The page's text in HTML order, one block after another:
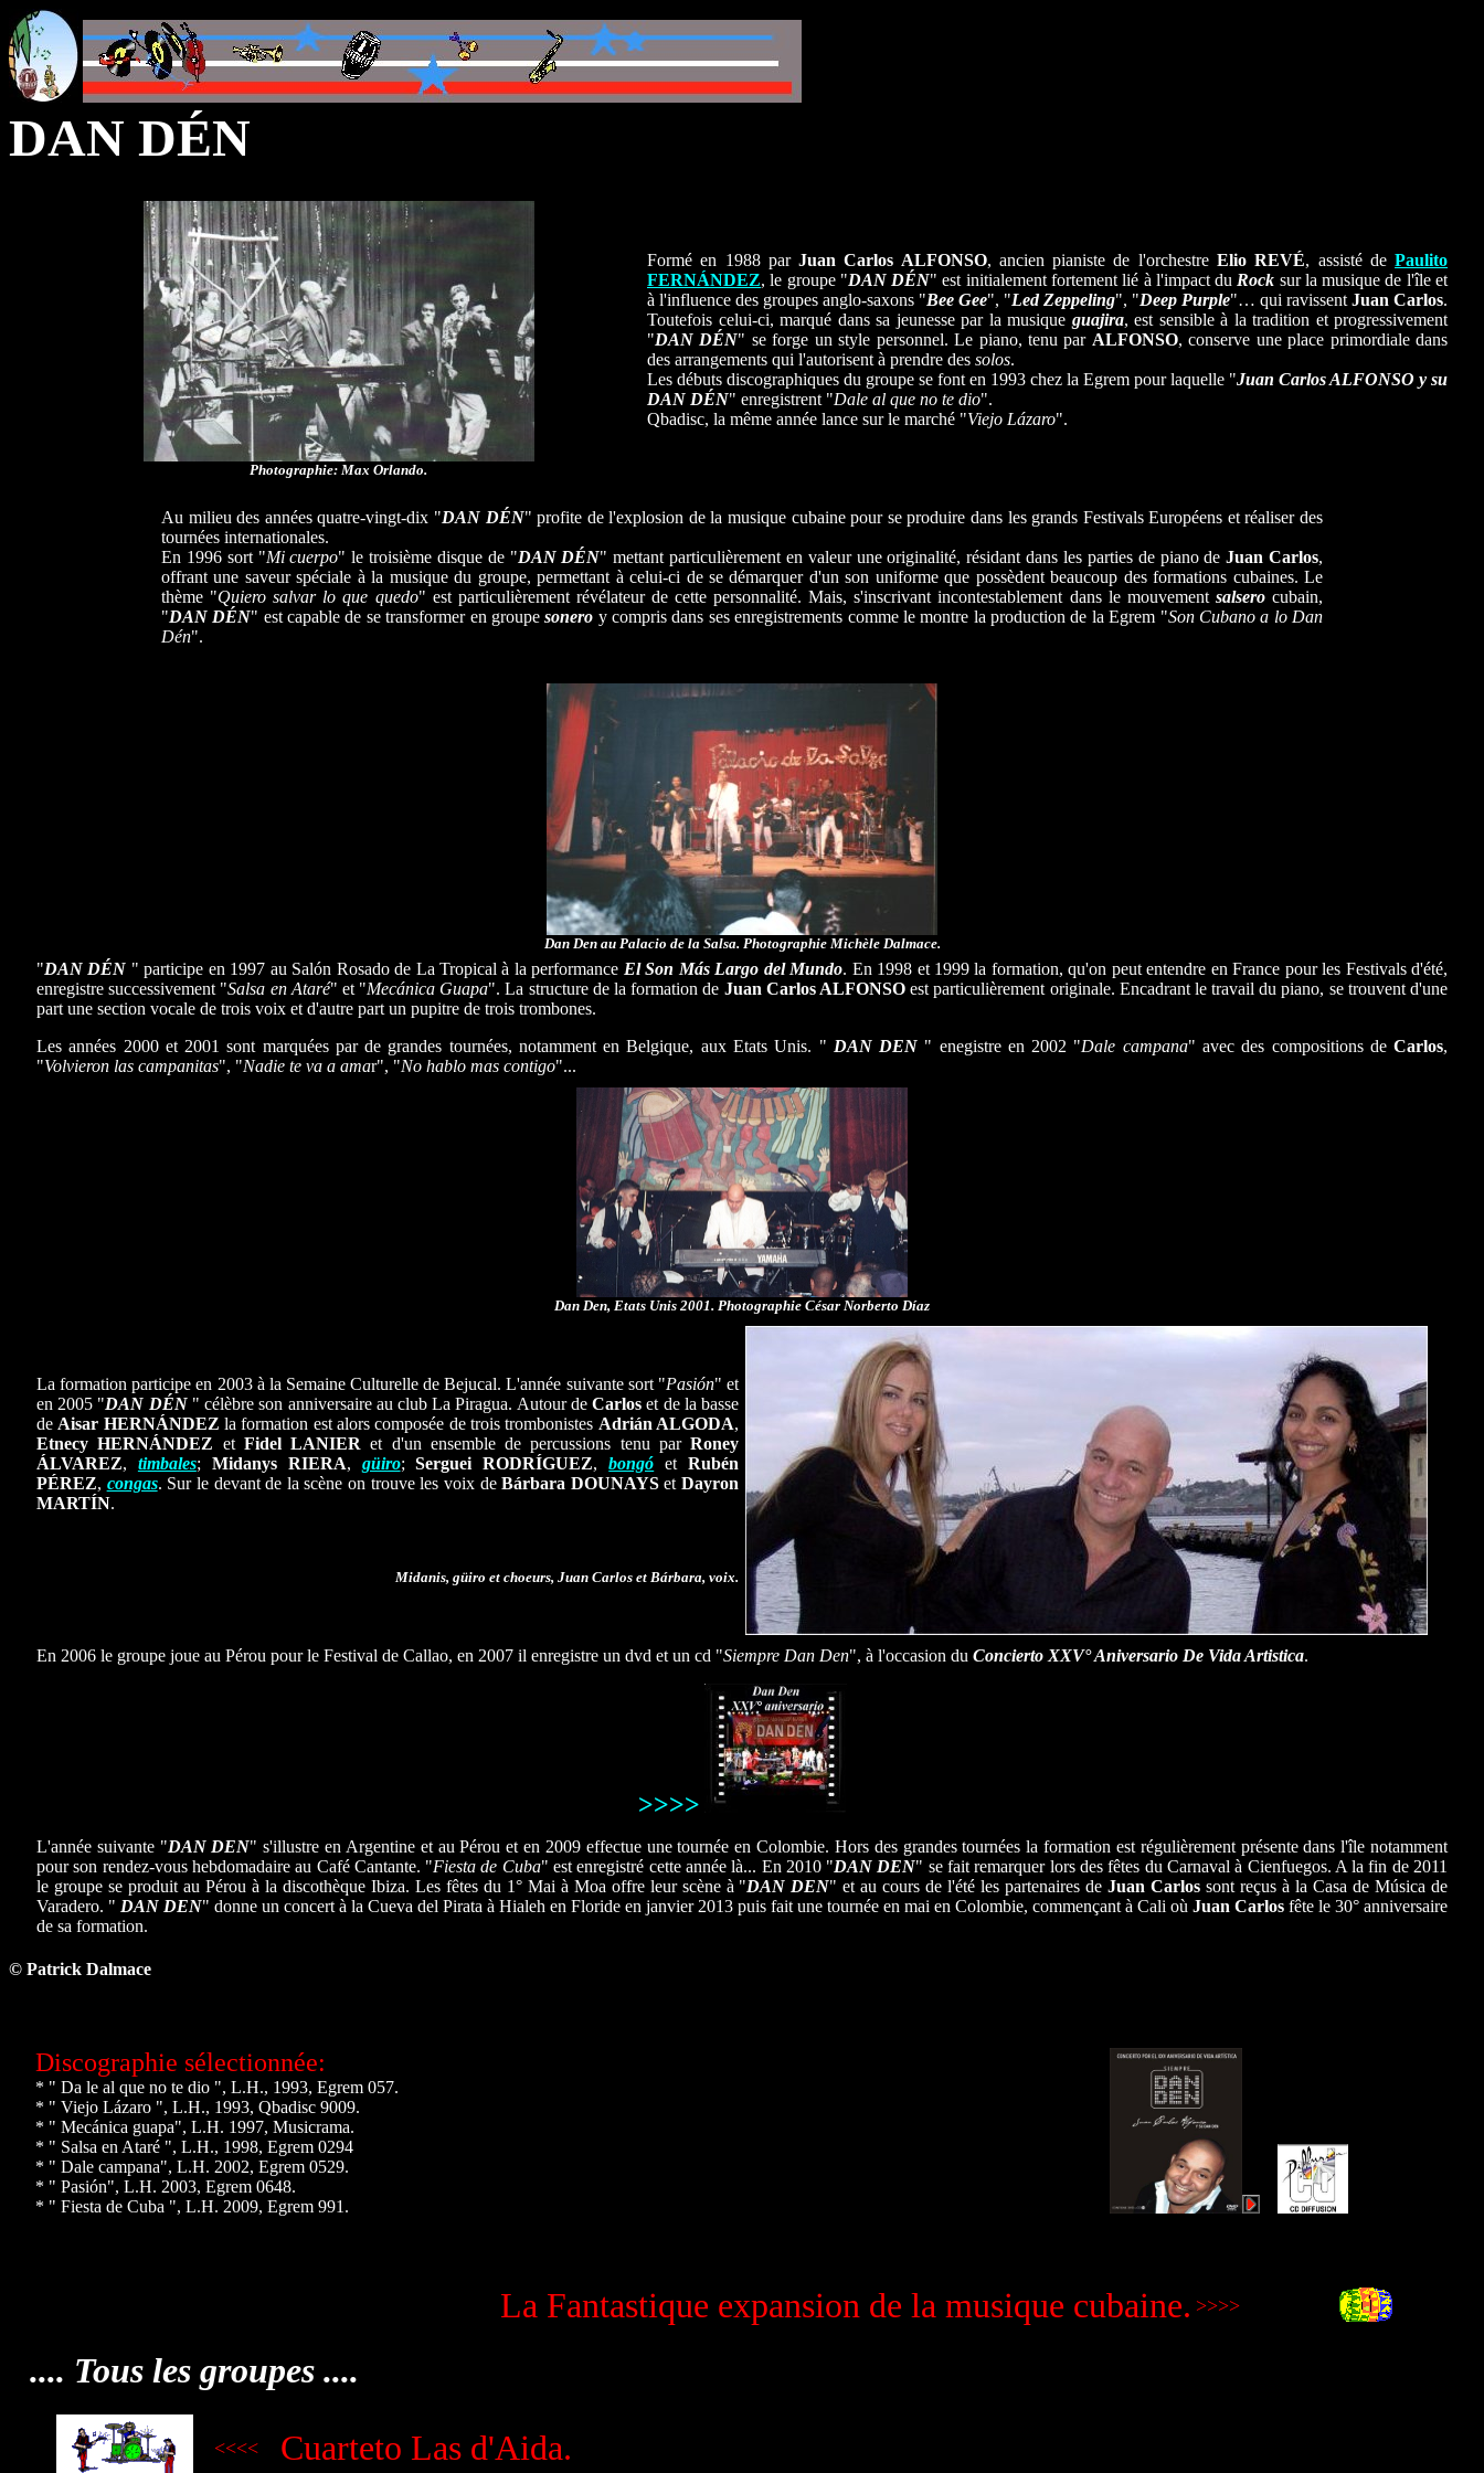
DAN DÉN
Photographie: Max Orlando.
Formé en 1988 parJuan Carlos ALFONSO, ancien pianiste de l'orchestre Elio REVÉ, assisté dePaulito
FERNÁNDEZ, le groupe "DAN DÉN" est initialement fortement lié à l'impact du Rock sur la musique de l'île et
à l'influence des groupes anglo-saxons "Bee Gee", "Led Zeppeling", "Deep Purple"… qui ravissent Juan Carlos.
Toutefois celui-ci, marqué dans sa jeunesse par la musique guajira, est sensible à la tradition et progressivement
"DAN DÉN" se forge un style personnel. Le piano, tenu par ALFONSO, conserve une place primordiale dans
des arrangements qui l'autorisent à prendre des solos.
Les débuts discographiques du groupe se font en 1993 chez la Egrem pour laquelle "Juan Carlos ALFONSO y su
DAN DÉN" enregistrent "Dale al que no te dio".
Qbadisc, la même année lance sur le marché "Viejo Lázaro".
Au milieu des années quatre-vingt-dix "DAN DÉN" profite de l'explosion de la musique cubaine pour se produire dans les grands Festivals Européens et réaliser des
tournées internationales.
En 1996 sort "Mi cuerpo" le troisième disque de "DAN DÉN" mettant particulièrement en valeur une originalité, résidant dans les parties de piano deJuan Carlos,
offrant une saveur spéciale à la musique du groupe, permettant à celui-ci de se démarquer d'un son uniforme que possèdent beaucoup des formations cubaines. Le
thème "Quiero salvar lo que quedo" est particulièrement révélateur de cette personnalité. Mais, s'inscrivant incontestablement dans le mouvement salserocubain,
"DAN DÉN" est capable de se transformer en groupesonero y compris dans ses enregistrements comme le montre la production de la Egrem "Son Cubano a lo Dan
Dén".
Dan Den au Palacio de la Salsa. Photographie Michèle Dalmace.
"DAN DÉN " participe en 1997 au Salón Rosado de La Tropical à la performance El Son Más Largo del Mundo. En 1998 et 1999 la formation, qu'on peut entendre en France pour les Festivals d'été,
enregistre successivement "Salsa en Ataré" et "Mecánica Guapa". La structure de la formation de Juan Carlos ALFONSOest particulièrement originale. Encadrant le travail du piano, se trouvent d'une
part une section vocale de trois voix et d'autre part un pupitre de trois trombones.
Les années 2000 et 2001 sont marquées par de grandes tournées, notamment en Belgique, aux Etats Unis. " DAN DEN " enegistre en 2002 "Dale campana" avec des compositions deCarlos,
"Volvieron las campanitas", "Nadie te va a amar", "No hablo mas contigo"...
Dan Den, Etats Unis 2001. Photographie César Norberto Díaz
La formation participe en 2003 à la Semaine Culturelle de Bejucal. L'année suivante sort "Pasión" et
en 2005 "DAN DÉN" célèbre son anniversaire au club La Piragua. Autour deCarlos et de la basse
de Aisar HERNÁNDEZ la formation est alors composée de trois trombonistes Adrián ALGODA,
Etnecy HERNÁNDEZ et Fidel LANIER et d'un ensemble de percussions tenu par Roney
ÁLVAREZ, timbales; Midanys RIERA, güiro;Serguei RODRÍGUEZ,bongó etRubén
PÉREZ, congas. Sur le devant de la scène on trouve les voix deBárbara DOUNAYSet Dayron
MARTÍN.
Midanis, güiro et choeurs, Juan Carlos et Bárbara, voix.
En 2006 le groupe joue au Pérou pour le Festival de Callao, en 2007 il enregistre un dvd et un cd "Siempre Dan Den", à l'occasion du Concierto XXV° Aniversario De Vida Artistica.
>>>>
L'année suivante "DAN DEN" s'illustre en Argentine et au Pérou et en 2009 effectue une tournée en Colombie. Hors des grandes tournées la formation est régulièrement présente dans l'île notamment
pour son rendez-vous hebdomadaire au Café Cantante. "Fiesta de Cuba" est enregistré cette année là... En 2010 "DAN DEN" se fait remarquer lors des fêtes du Carnaval à Cienfuegos. A la fin de 2011
le groupe se produit au Pérou à la discothèque Ibiza. Les fêtes du 1° Mai à Moa offre leur scène à "DAN DEN" et au cours de l'été les partenaires deJuan Carlos sont reçus à la Casa de Música de
Varadero. " DAN DEN" donne un concert à la Cueva del Pirata à Hialeh en Floride en janvier 2013 puis fait une tournée en mai en Colombie, commençant à Cali où Juan Carlos fête le 30° anniversaire
de sa formation.
© Patrick Dalmace
Discographie sélectionnée:
* " Da le al que no te dio ", L.H., 1993, Egrem 057.
* " Viejo Lázaro ", L.H., 1993, Qbadisc 9009.
* " Mecánica guapa", L.H. 1997, Musicrama.
* " Salsa en Ataré ", L.H., 1998, Egrem 0294
* " Dale campana", L.H. 2002, Egrem 0529.
* " Pasión", L.H. 2003, Egrem 0648.
* " Fiesta de Cuba ", L.H. 2009, Egrem 991.
La Fantastique expansion de la musique cubaine. >>>>
.... Tous les groupes ....
<<<< Cuarteto Las d'Aida.